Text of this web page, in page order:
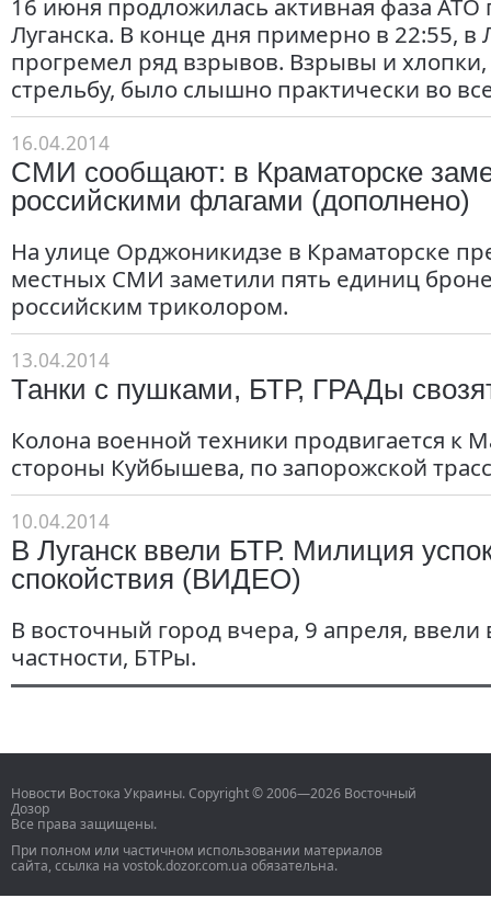
16 июня продложилась активная фаза
Луганска. В конце дня примерно в 22:55, в
прогремел ряд взрывов. Взрывы и
стрельбу, было слышно практически во
16.04.2014
СМИ сообщают: в Краматорске
российскими флагами (дополнено)
На улице Орджоникидзе в Краматорске
местных СМИ заметили пять единиц
российским триколором.
13.04.2014
Танки с пушками, БТР, ГРАДы
Колона военной техники продвигается к
стороны Куйбышева, по запорожской
10.04.2014
В Луганск ввели БТР. Милиция
спокойствия (ВИДЕО)
В восточный город вчера, 9 апреля, ввели
частности, БТРы.
Новости Востока Украины. Copyright © 2006—2026 Восточный
Дозор
Все права защищены.
При полном или частичном использовании материалов
сайта, ссылка на vostok.dozor.com.ua обязательна.